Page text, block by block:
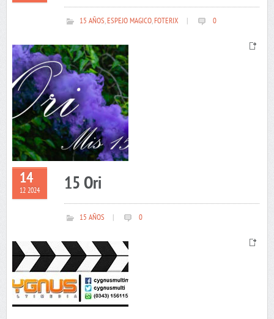
15 AÑOS,ESPEJO MAGICO,FOTERIX 0
14
12 2024 15 Ori
15 AÑOS 0